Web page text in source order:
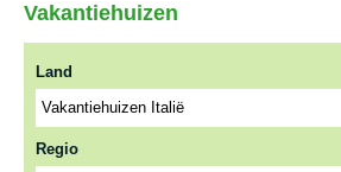
Vakantiehuizen
Land
Regio